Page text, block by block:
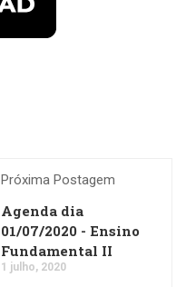
Próxima Postagem
Agenda dia
01/07/2020 - Ensino
Fundamental II
1 julho, 2020